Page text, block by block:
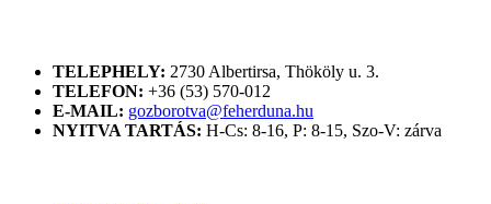
TELEPHELY: 2730 Albertirsa, Thököly u. 3.
TELEFON: +36 (53) 570-012
E-MAIL: gozborotva@feherduna.hu
NYITVA TARTÁS: H-Cs: 8-16, P: 8-15, Szo-V: zárva